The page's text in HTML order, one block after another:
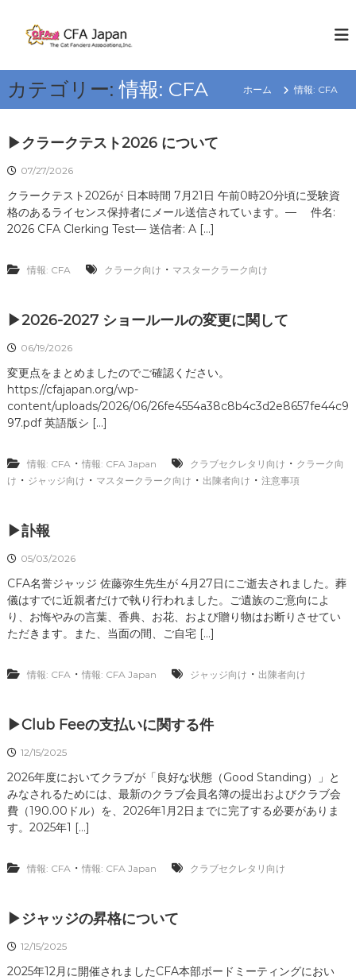
ツ
へ
ス
ッ
J
a
a
e
g
i
n
W
C
T
S
カテゴリー:情報: CFA ホーム 情報: CFA
▶クラークテスト2026 について
07/27/2026
クラークテスト2026が 日本時間 7月21日 午前0時20分頃に受験資
格のあるライセンス保持者にメール送信されています。— 件名:
2026 CFA Clerking Test— 送信者: A […]
情報: CFA クラーク向け ・ マスタークラーク向け
▶2026-2027 ショールールの変更に関して
06/19/2026
変更点をまとめましたのでご確認ください。
https://cfajapan.org/wp-
content/uploads/2026/06/26fe4554a38c8b4c3d2e8657fe44c9
97.pdf 英語版シ […]
情報: CFA・ 情報: CFA Japan クラブセクレタリ向け ・ クラーク向
け ・ ジャッジ向け ・ マスタークラーク向け ・ 出陳者向け ・ 注意事項
▶訃報
05/03/2026
CFA名誉ジャッジ 佐藤弥生先生が 4月27日にご逝去されました。葬
儀はすでに近親者だけで執り行われました。ご遺族のご意向によ
り、お悔やみの言葉、香典、お花、および贈り物はお断りさせてい
ただきます。また、当面の間、ご自宅 […]
情報: CFA・ 情報: CFA Japan ジャッジ向け ・ 出陳者向け
▶Club Feeの支払いに関する件
12/15/2025
2026年度においてクラブが「良好な状態（Good Standing）」と
みなされるためには、最新のクラブ会員名簿の提出およびクラブ会
費（190.00ドル）を、2026年1月2日までに完了する必要がありま
す。2025年1 […]
情報: CFA・ 情報: CFA Japan クラブセクレタリ向け
▶ジャッジの昇格について
12/15/2025
2025年12月に開催されましたCFA本部ボードミーティングにおい